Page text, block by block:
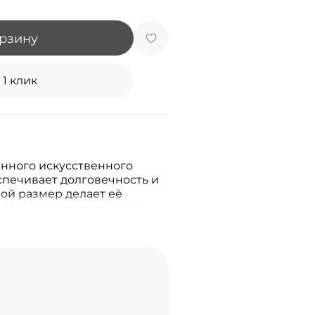
клик
искусственного
долговечность и
размер делает её
использования, при